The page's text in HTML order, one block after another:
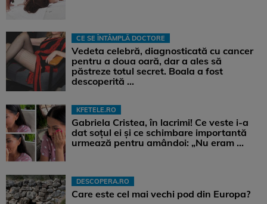
CE SE ÎNTÂMPLĂ DOCTORE
Vedeta celebră, diagnosticată cu cancer
pentru a doua oară, dar a ales să
păstreze totul secret. Boala a fost
descoperită ...
KFETELE.RO
Gabriela Cristea, în lacrimi! Ce veste i-a
dat soțul ei și ce schimbare importantă
urmează pentru amândoi: „Nu eram ...
DESCOPERA.RO
Care este cel mai vechi pod din Europa?